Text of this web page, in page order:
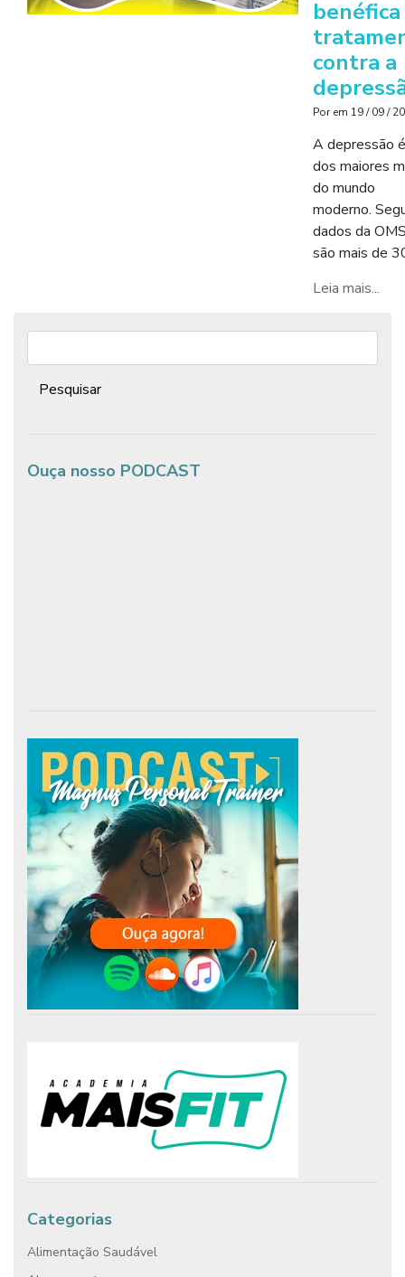
contra a
Porem 19 / 09 /
A depressão
dos maiores
do mundo
moderno.
dados da
são mais de
Leia mais...
Ouça nosso PODCAST
Categorias
Alimentação Saudável